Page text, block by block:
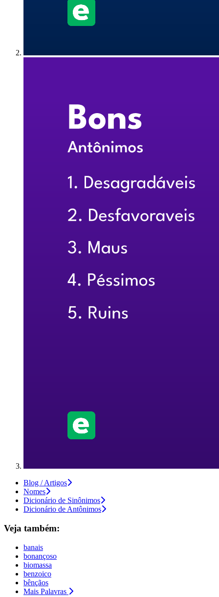
Blog / Artigos
Nomes
Dicionário de Sinônimos
Dicionário de Antônimos
Veja também:
banais
bonançoso
biomassa
benzoico
bênçãos
Mais Palavras